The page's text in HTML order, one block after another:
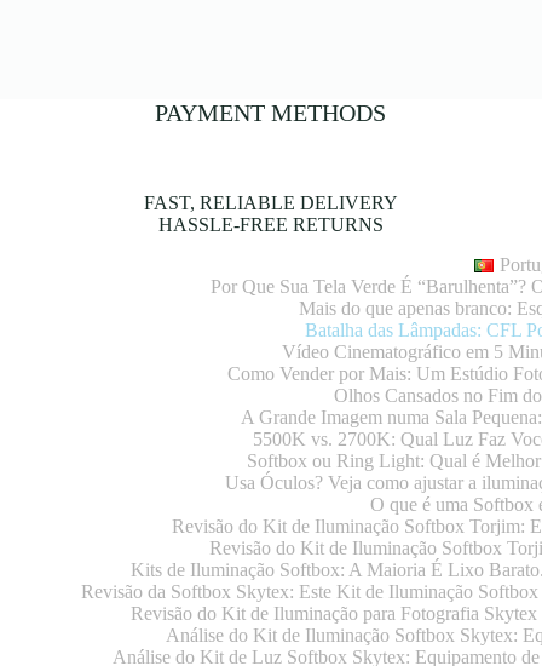
PAYMENT METHODS
FAST, RELIABLE DELIVERY
HASSLE-FREE RETURNS
Por Que Sua Tela Verde É
Mais do que apenas branco:
Batalha das Lâmpadas: CFL
Vídeo Cinematográfico em 5
Como Vender por Mais: Um Estúdio
Olhos Cansados no Fim
A Grande Imagem numa Sala
5500K vs. 2700K: Qual Luz Faz
Softbox ou Ring Light: Qual é
Usa Óculos? Veja como ajustar a
O que é uma Softbox
Revisão do Kit de Iluminação Softbox Torjim:
Revisão do Kit de Iluminação Softbox
Kits de Iluminação Softbox: A Maioria É Lixo
Revisão da Softbox Skytex: Este Kit de Iluminação
Revisão do Kit de Iluminação para Fotografia
Análise do Kit de Iluminação Softbox Skytex:
Análise do Kit de Luz Softbox Skytex: Equipamento